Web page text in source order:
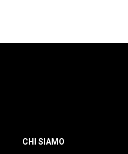
CHI SIAMO